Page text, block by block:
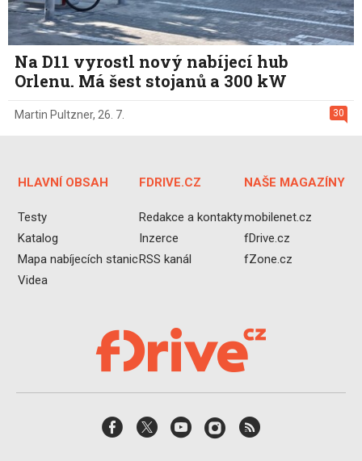
Na D11 vyrostl nový nabíjecí hub
Orlenu. Má šest stojanů a 300 kW
30
Martin Pultzner, 26. 7.
HLAVNÍ OBSAH
Testy
Katalog
Mapa nabíjecích stanic
Videa
FDRIVE.CZ
Redakce a kontakty
Inzerce
RSS kanál
NAŠE MAGAZÍNY
mobilenet.cz
fDrive.cz
fZone.cz